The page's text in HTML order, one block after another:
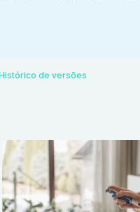
de versões